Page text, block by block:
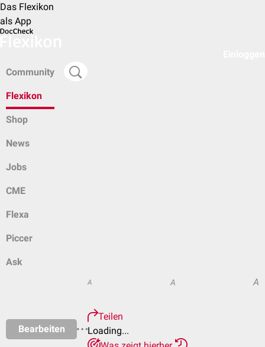
Das Flexikon
als App
Community
Flexikon
Shop
News
Jobs
CME
Flexa
Piccer
Ask
Bearbeiten
A A A
Teilen
Loading...